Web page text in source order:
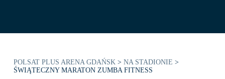
POLSAT PLUS ARENA GDAŃSK> NA STADIONIE >
ŚWIĄTECZNY MARATON ZUMBA FITNESS